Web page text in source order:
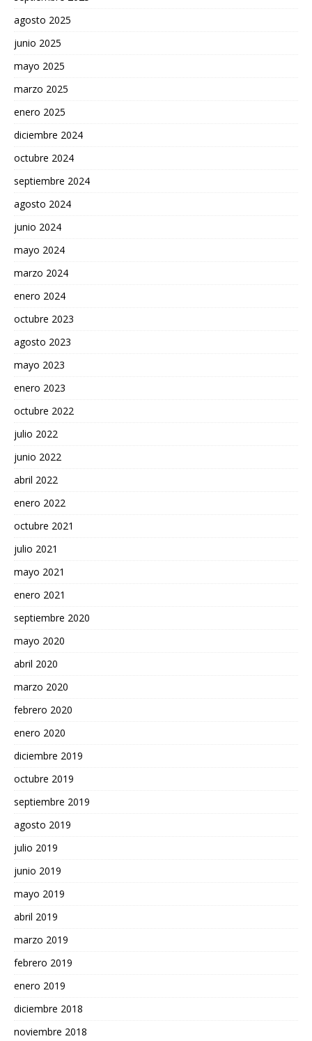
agosto 2025
junio 2025
mayo 2025
marzo 2025
enero 2025
diciembre 2024
octubre 2024
septiembre 2024
agosto 2024
junio 2024
mayo 2024
marzo 2024
enero 2024
octubre 2023
agosto 2023
mayo 2023
enero 2023
octubre 2022
julio 2022
junio 2022
abril 2022
enero 2022
octubre 2021
julio 2021
mayo 2021
enero 2021
septiembre 2020
mayo 2020
abril 2020
marzo 2020
febrero 2020
enero 2020
diciembre 2019
octubre 2019
septiembre 2019
agosto 2019
julio 2019
junio 2019
mayo 2019
abril 2019
marzo 2019
febrero 2019
enero 2019
diciembre 2018
noviembre 2018